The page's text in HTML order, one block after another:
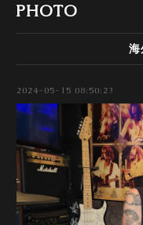
PHOTO
海
2024-05-15 08:50:23